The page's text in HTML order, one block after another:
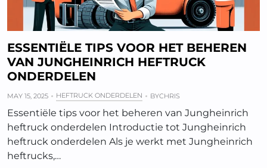
ESSENTIËLE TIPS VOOR HET BEHEREN
VAN JUNGHEINRICH HEFTRUCK
ONDERDELEN
MAY 15, 2025 HEFTRUCK ONDERDELEN BYCHRIS
Essentiële tips voor het beheren van Jungheinrich
heftruck onderdelen Introductie tot Jungheinrich
heftruck onderdelen Als je werkt met Jungheinrich
heftrucks,…